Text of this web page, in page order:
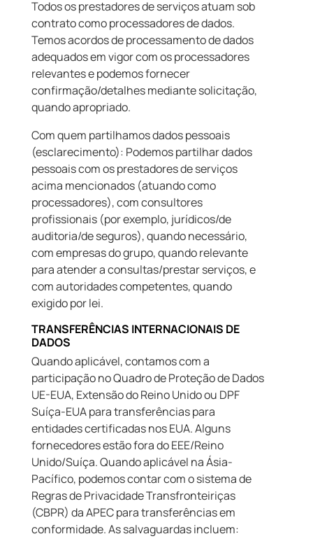
Todos os prestadores de serviços atuam sob
contrato como processadores de dados.
Temos acordos de processamento de dados
adequados em vigor com os processadores
relevantes e podemos fornecer
confirmação/detalhes mediante solicitação,
quando apropriado.
Com quem partilhamos dados pessoais
(esclarecimento): Podemos partilhar dados
pessoais com os prestadores de serviços
acima mencionados (atuando como
processadores), com consultores
profissionais (por exemplo, jurídicos/de
auditoria/de seguros), quando necessário,
com empresas do grupo, quando relevante
para atender a consultas/prestar serviços, e
com autoridades competentes, quando
exigido por lei.
TRANSFERÊNCIAS INTERNACIONAIS DE
DADOS
Quando aplicável, contamos com a
participação no Quadro de Proteção de Dados
UE-EUA, Extensão do Reino Unido ou DPF
Suíça-EUA para transferências para
entidades certificadas nos EUA. Alguns
fornecedores estão fora do EEE/Reino
Unido/Suíça. Quando aplicável na Ásia-
Pacífico, podemos contar com o sistema de
Regras de Privacidade Transfronteiriças
(CBPR) da APEC para transferências em
conformidade. As salvaguardas incluem: